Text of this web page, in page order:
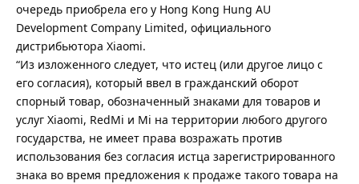
очередь приобрела его у Hong Kong Hung AU
Development Company Limited, официального
дистрибьютора Xiaomi.
“Из изложенного следует, что истец (или другое лицо с
его согласия), который ввел в гражданский оборот
спорный товар, обозначенный знаками для товаров и
услуг Xiaomi, RedMi и Mi на территории любого другого
государства, не имеет права возражать против
использования без согласия истца зарегистрированного
знака во время предложения к продаже такого товара на